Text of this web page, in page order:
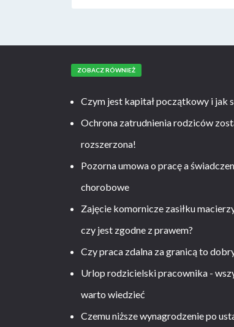
ZOBACZ RÓWNIEŻ
Czym jest kapitał początkowy i jak
Ochrona zatrudnienia rodziców
rozszerzona!
Pozorna umowa o pracę a
chorobowe
Zajęcie komornicze zasiłku
czy jest zgodne z prawem?
Czy praca zdalna za granicą to
Urlop rodzicielski pracownika -
warto wiedzieć
Czemu niższe wynagrodzenie po